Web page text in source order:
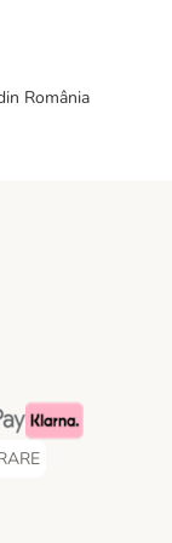
România
MethodMethod
Pay Payment
Klarna Payment
Payment Method
Method